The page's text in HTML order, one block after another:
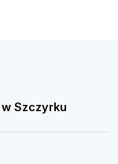
Szczyrku